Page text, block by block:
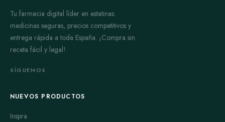
Tu farmacia digital líder en estatinas:
medicinas seguras, precios competitivos y
entrega rápida a toda España. ¡Compra sin
receta fácil y legal!
SÍGUENOS
NUEVOS PRODUCTOS
Inspra